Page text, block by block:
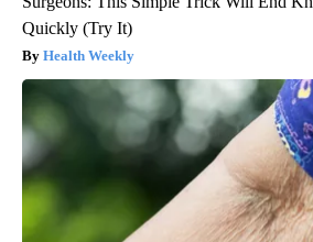
Quickly (Try It)
Health Weekly